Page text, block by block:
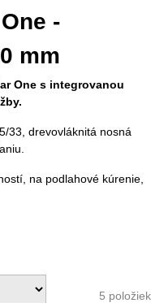
-
mm
One s integrovanou
33, drevovláknitá nosná
na podlahové kúrenie,
5 položiek